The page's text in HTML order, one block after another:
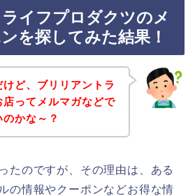
イフプロダクツのメ
を探してみた結果！
ど、ブリリアントラ
ってメルマガなどで
かな～？
たのですが、その理由は、ある
の情報やクーポンなどお得な情